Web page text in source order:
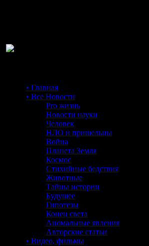
• Главная
• Все Новости
Pro жизнь
Новости науки
Человек
НЛО и пришельцы
Война
Планета Земля
Космос
Стихийные бедствия
Животные
Тайны истории
Будущее
Гипотезы
Конец света
Аномальные явления
Авторские статьи
• Видео, фильмы